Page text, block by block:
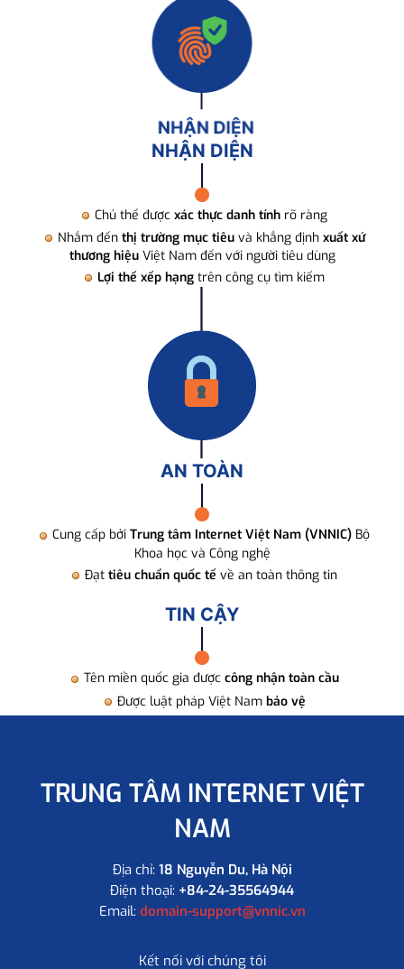
NHẬN DIỆN
Chủ thể được xác thực danh tính rõ ràng
Nhắm đến thị trường mục tiêuvà khẳng định xuất xứ
thương hiệuViệt Nam đến với người tiêu dùng
Lợi thế xếp hạng trên công cụ tìm kiếm
AN TOÀN
Cung cấp bởi Trung tâm Internet Việt Nam (VNNIC) Bộ
Khoa học và Công nghệ
Đạt tiêu chuẩn quốc tế về an toàn thông tin
TIN CẬY
Tên miền quốc gia được công nhận toàn cầu
Được luật pháp Việt Nam bảo vệ
TRUNG TÂM INTERNET VIỆT
NAM
Địa chỉ: 18 Nguyễn Du, Hà Nội
Điện thoại: +84-24-35564944
Email: domain-support@vnnic.vn
Kết nối với chúng tôi